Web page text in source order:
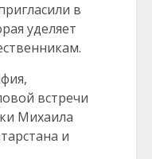
в
уделяет
встречи
Михаила
и